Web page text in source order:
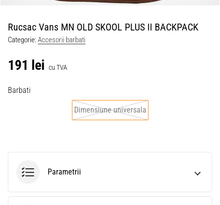
Rucsac Vans MN OLD SKOOL PLUS II BACKPACK
Categorie:Accesorii barbati
191 lei cu TVA
Barbati
Dimensiune universala
Parametrii